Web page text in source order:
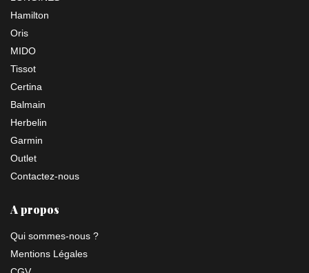
Hamilton
Oris
MIDO
Tissot
Certina
Balmain
Herbelin
Garmin
Outlet
Contactez-nous
A propos
Qui sommes-nous ?
Mentions Légales